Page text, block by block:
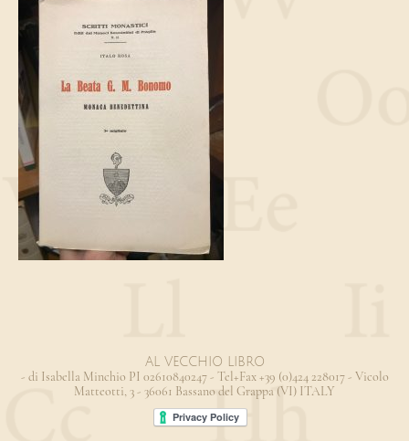
AL VECCHIO LIBRO
- di Isabella Minchio PI 02610840247 - Tel+Fax +39 (0)424 228017 - Vicolo
Matteotti, 3 - 36061 Bassano del Grappa (VI) ITALY